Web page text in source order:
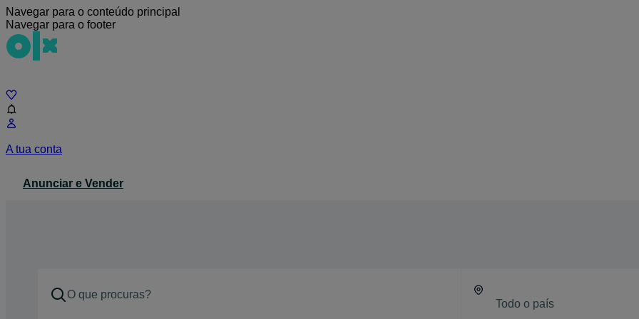
Navegar para o conteúdo principal
Navegar para o footer
A tua conta
Anunciar e Vender